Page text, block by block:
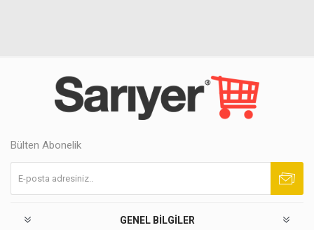
Bülten Abonelik
GENEL BILGILER